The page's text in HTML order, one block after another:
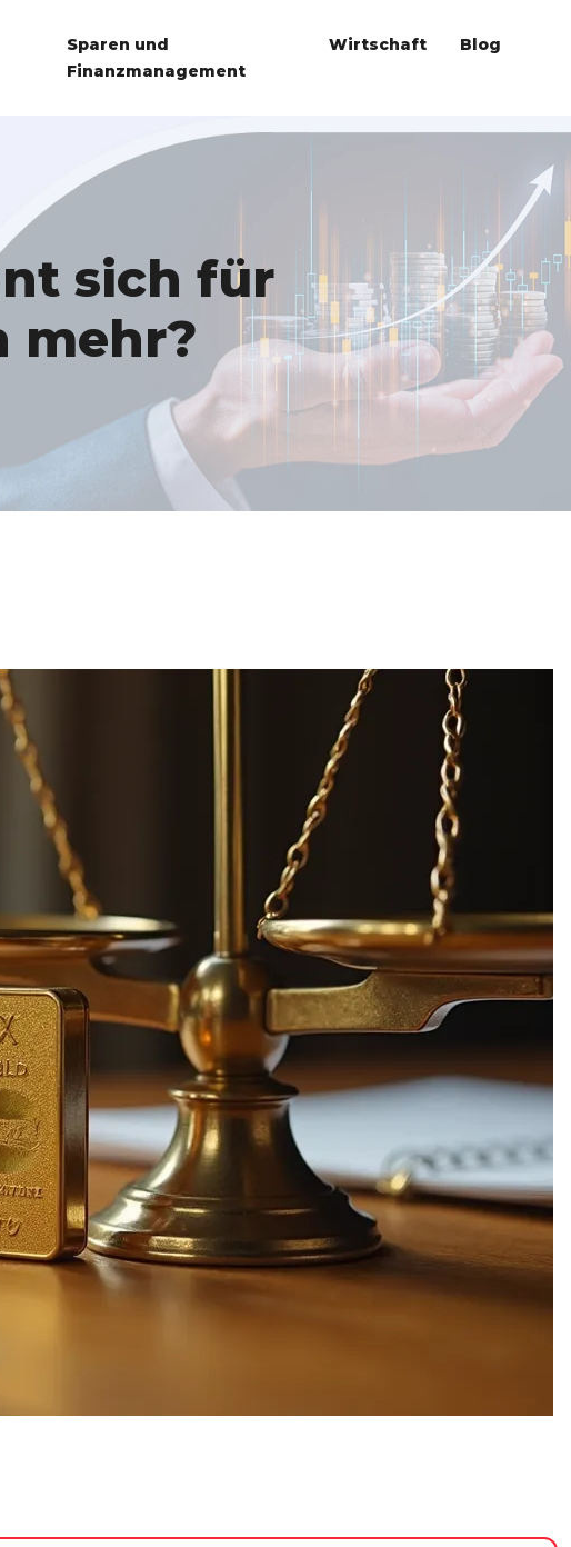
Sparen und
Finanzmanagement
Wirtschaft Blog
sich für
mehr?